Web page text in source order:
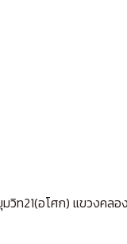
ท21(อโศก) แขวงคล